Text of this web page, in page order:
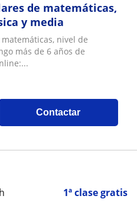
de matemáticas,
y media
nivel de
más de 6 años de
Contactar
1ª clase gratis